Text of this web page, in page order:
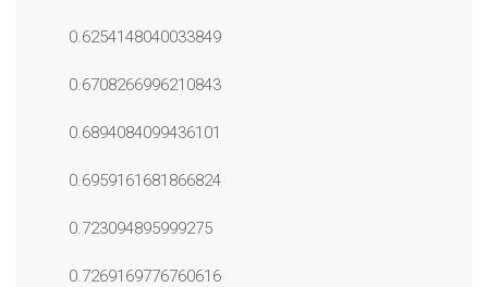
0.6254148040033849
0.6708266996210843
0.6894084099436101
0.6959161681866824
0.723094895999275
0.7269169776760616